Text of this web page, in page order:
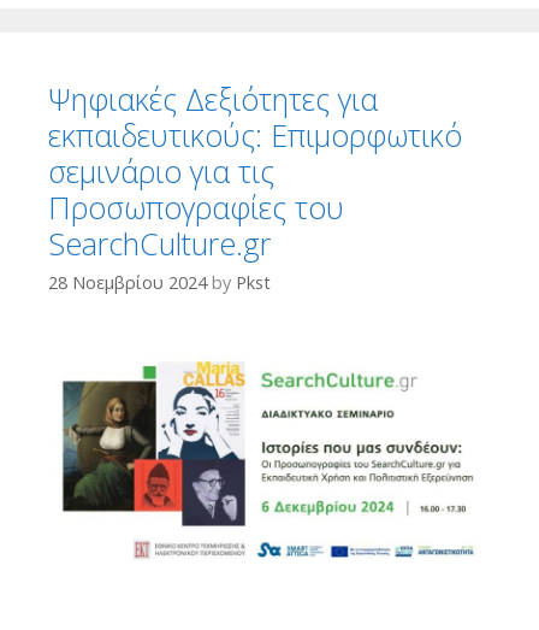
Ψηφιακές Δεξιότητες για
εκπαιδευτικούς: Eπιμορφωτικό
σεμινάριο για τις
Προσωπογραφίες του
SearchCulture.gr
28 Νοεμβρίου 2024 by Pkst